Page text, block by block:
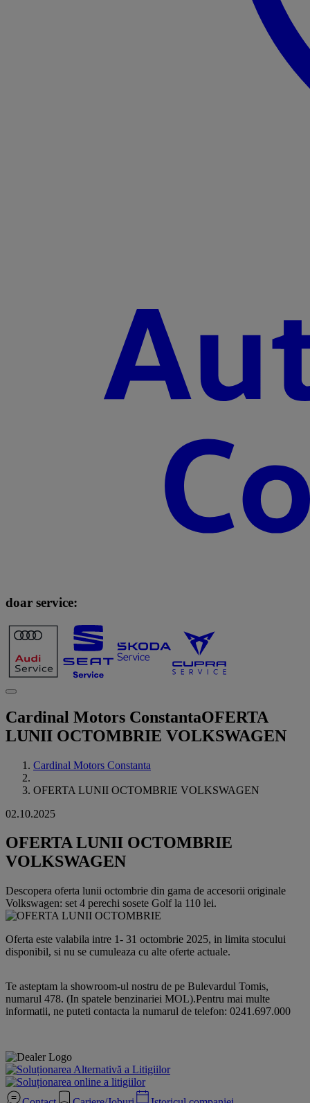
doar service:
Cardinal Motors ConstantaOFERTA
LUNII OCTOMBRIE VOLKSWAGEN
Cardinal Motors Constanta
OFERTA LUNII OCTOMBRIE VOLKSWAGEN
02.10.2025
OFERTA LUNII OCTOMBRIE
VOLKSWAGEN
Descopera oferta lunii octombrie din gama de accesorii originale
Volkswagen: set 4 perechi sosete Golf la 110 lei.
Oferta este valabila intre 1- 31 octombrie 2025, in limita stocului
disponibil, si nu se cumuleaza cu alte oferte actuale.
Te asteptam la showroom-ul nostru de pe Bulevardul Tomis,
numarul 478. (In spatele benzinariei MOL).Pentru mai multe
informatii, ne puteti contacta la numarul de telefon: 0241.697.000